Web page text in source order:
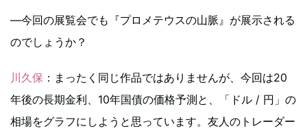
―今回の展覧会でも『プロメテウスの山脈』が展示される
のでしょうか？
川久保 ：まったく同じ作品ではありませんが、今回は20
年後の長期金利、10年国債の価格予測と、「ドル / 円」の
相場をグラフにしようと思っています。友人のトレーダー